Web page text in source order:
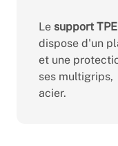
Le support
dispose d'un
et une
ses multigrips,
acier.